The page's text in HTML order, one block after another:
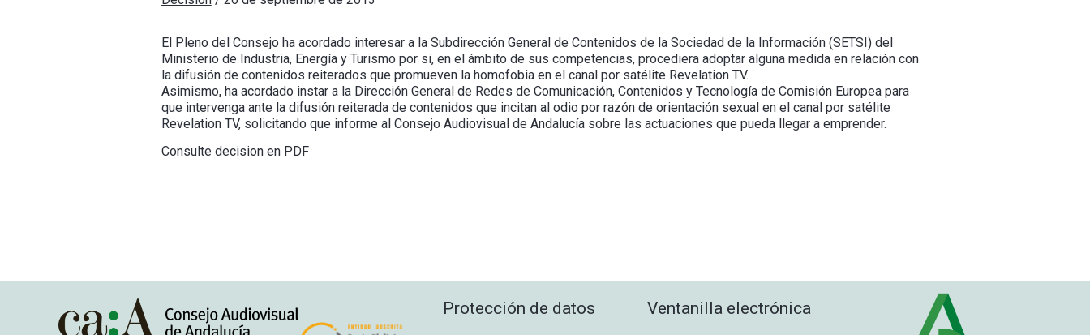
El Pleno del Consejo ha acordado interesar a la Subdirección General de Contenidos de la Sociedad de la Información (SETSI) del
Ministerio de Industria, Energía y Turismo por si, en el ámbito de sus competencias, procediera adoptar alguna medida en relación con
la difusión de contenidos reiterados que promueven la homofobia en el canal por satélite Revelation TV.
Asimismo, ha acordado instar a la Dirección General de Redes de Comunicación, Contenidos y Tecnología de Comisión Europea para
que intervenga ante la difusión reiterada de contenidos que incitan al odio por razón de orientación sexual en el canal por satélite
Revelation TV, solicitando que informe al Consejo Audiovisual de Andalucía sobre las actuaciones que pueda llegar a emprender.
Consulte decision en PDF
Protección de datos Ventanilla electrónica